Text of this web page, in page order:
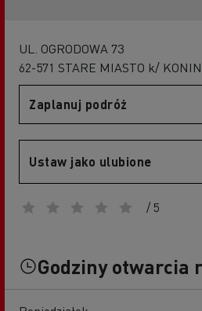
UL. OGRODOWA 73
62-571 STARE MIASTO k/
Zaplanuj podróż
Ustaw jako ulubione
/ 5
Godziny otwarcia